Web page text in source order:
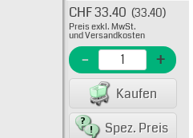
Typ:
EME
EAN/
CHF 33.40 (33.40)
Preis exkl. MwSt.
und Versandkosten
- +
Kaufen
Spez. Preis